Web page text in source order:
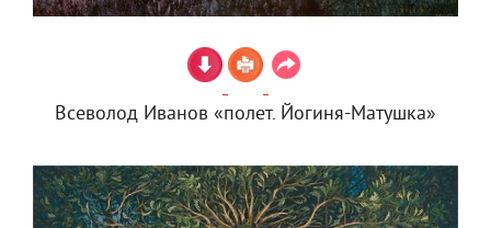
Всеволод Иванов «полет. Йогиня-Матушка»